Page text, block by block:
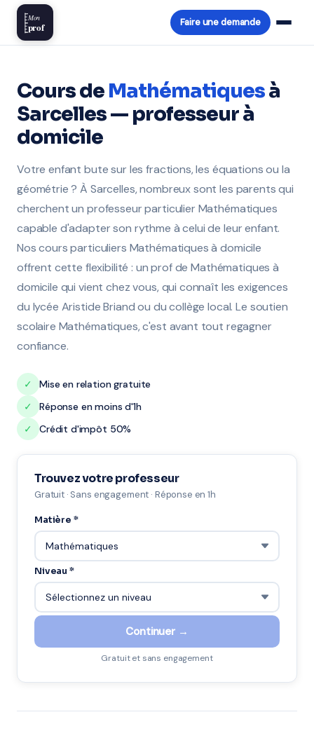
Mon
prof Faire une demande
Cours de Mathématiquesà
Sarcelles — professeur à
domicile
Votre enfant bute sur les fractions, les équations ou la
géométrie ? À Sarcelles, nombreux sont les parents qui
cherchent un professeur particulier Mathématiques
capable d'adapter son rythme à celui de leur enfant.
Nos cours particuliers Mathématiques à domicile
offrent cette flexibilité : un prof de Mathématiques à
domicile qui vient chez vous, qui connaît les exigences
du lycée Aristide Briand ou du collège local. Le soutien
scolaire Mathématiques, c'est avant tout regagner
confiance.
✓
Mise en relation gratuite
✓
Réponse en moins d'1h
✓
Crédit d'impôt 50%
Trouvez votre professeur
Gratuit · Sans engagement · Réponse en 1h
Matière *
Niveau *
Continuer →
Gratuit et sans engagement